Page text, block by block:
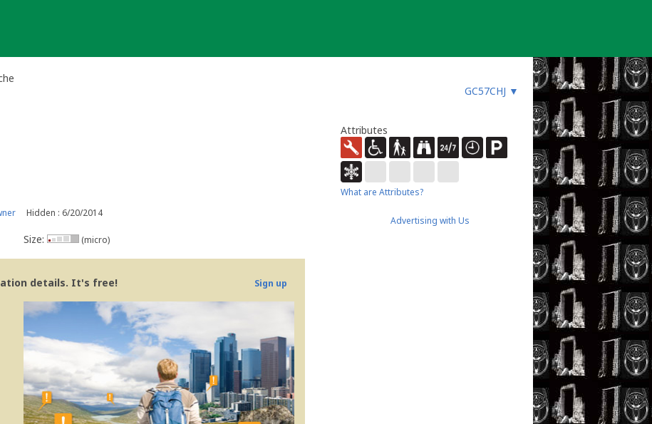
GC57CHJ ▼
Hidden : 6/20/2014
Size: (micro)
details. It's free! Sign up
Attributes
What are Attributes?
Advertising with Us